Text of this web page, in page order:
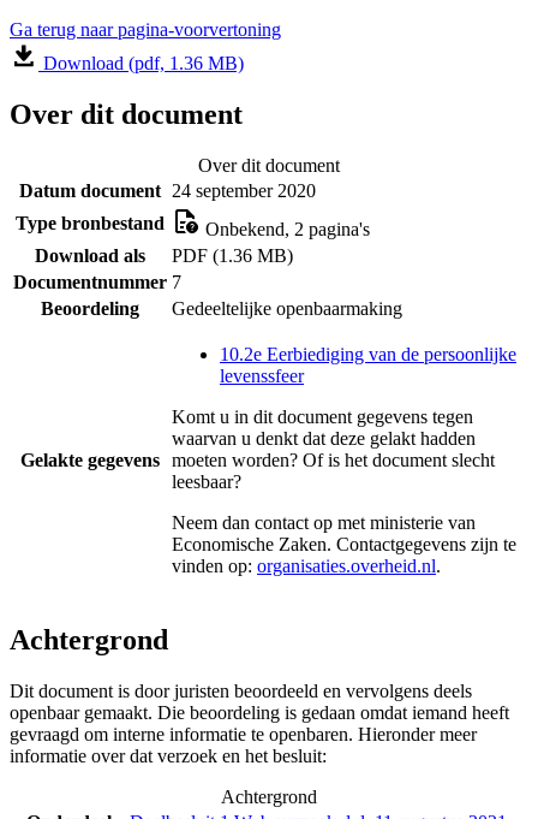
Ga terug naar pagina-voorvertoning
Download (pdf, 1.36 MB)
Over dit document
Over dit document
Datum document 24 september 2020
Type bronbestand
Onbekend, 2 pagina's
Download als
PDF (1.36 MB)
Documentnummer 7
Beoordeling
Gedeeltelijke openbaarmaking
Gelakte gegevens
10.2e Eerbiediging van de persoonlijke
levenssfeer
Komt u in dit document gegevens tegen
waarvan u denkt dat deze gelakt hadden
moeten worden? Of is het document slecht
leesbaar?
Neem dan contact op met ministerie van
Economische Zaken. Contactgegevens zijn te
vinden op: organisaties.overheid.nl.
Achtergrond
Dit document is door juristen beoordeeld en vervolgens deels
openbaar gemaakt. Die beoordeling is gedaan omdat iemand heeft
gevraagd om interne informatie te openbaren. Hieronder meer
informatie over dat verzoek en het besluit:
Achtergrond